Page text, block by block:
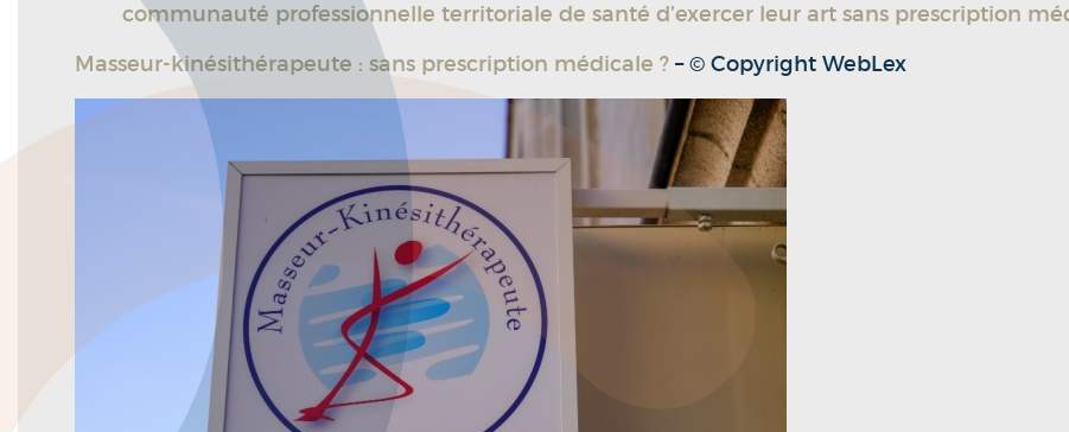
communauté professionnelle territoriale de santé d’exercer leur art sans prescription
Masseur-kinésithérapeute : sans prescription médicale ? – © Copyright WebLex